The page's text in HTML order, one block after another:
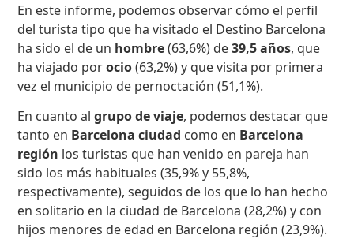
En este informe, podemos observar cómo el perfil
del turista tipo que ha visitado el Destino Barcelona
ha sido el de un hombre(63,6%) de39,5 años, que
ha viajado porocio(63,2%) y que visita por primera
vez el municipio de pernoctación (51,1%).
En cuanto algrupo de viaje, podemos destacar que
tanto en Barcelona ciudad como en Barcelona
región los turistas que han venido en pareja han
sido los más habituales (35,9% y 55,8%,
respectivamente), seguidos de los que lo han hecho
en solitario en la ciudad de Barcelona (28,2%) y con
hijos menores de edad en Barcelona región (23,9%).